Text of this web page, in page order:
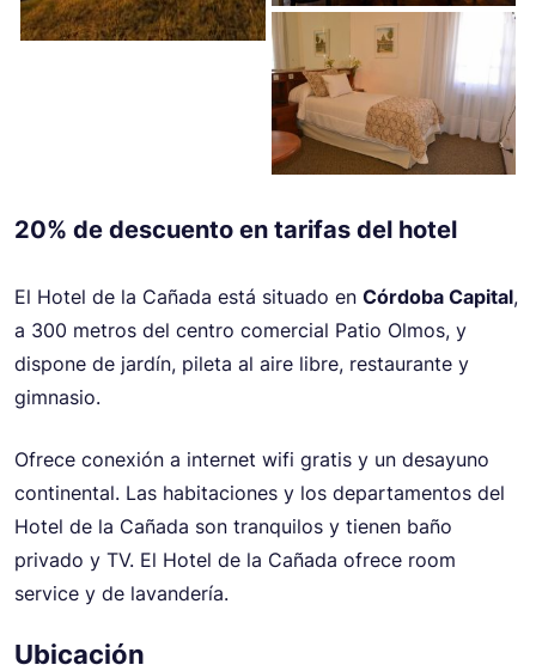
20% de descuento en tarifas del hotel
El Hotel de la Cañada está situado en Córdoba Capital,
a 300 metros del centro comercial Patio Olmos, y
dispone de jardín, pileta al aire libre, restaurante y
gimnasio.
Ofrece conexión a internet wifi gratis y un desayuno
continental. Las habitaciones y los departamentos del
Hotel de la Cañada son tranquilos y tienen baño
privado y TV. El Hotel de la Cañada ofrece room
service y de lavandería.
Ubicación